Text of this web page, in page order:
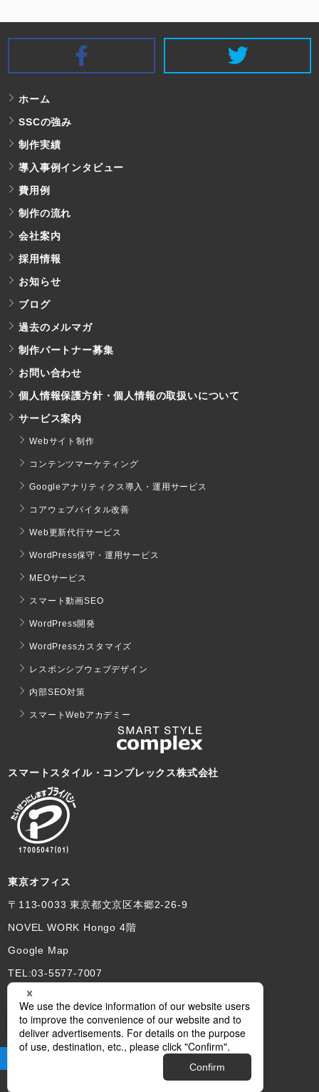
サイト閲覧をサポートします
SSC Facebook
ホーム
SSCの強み
制作実績
導入事例インタビュー
費用例
制作の流れ
会社案内
採用情報
お知らせ
ブログ
過去のメルマガ
制作パートナー募集
お問い合わせ
個人情報保護方針・個人情報の取扱いについて
サービス案内
Webサイト制作
コンテンツマーケティング
Googleアナリティクス導入・運用サービス
コアウェブバイタル改善
Web更新代行サービス
WordPress保守・運用サービス
MEOサービス
スマート動画SEO
WordPress開発
WordPressカスタマイズ
レスポンシブウェブデザイン
内部SEO対策
スマートWebアカデミー
スマートスタイル・コンプレックス株式会社
東京オフィス
〒113-0033 東京都文京区本郷2-26-9
NOVEL WORK Hongo 4階
Google Map
TEL:03-5577-7007
埼玉本社
〒330-0063 さいたま市浦和区高砂2-12-12
あづまビル3FB